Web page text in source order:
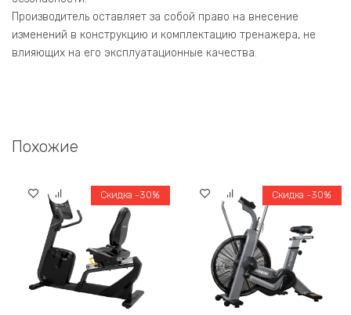
Производитель оставляет за собой право на внесение
изменений в конструкцию и комплектацию тренажера, не
влияющих на его эксплуатационные качества.
Похожие
Скидка -30% Скидка -30%